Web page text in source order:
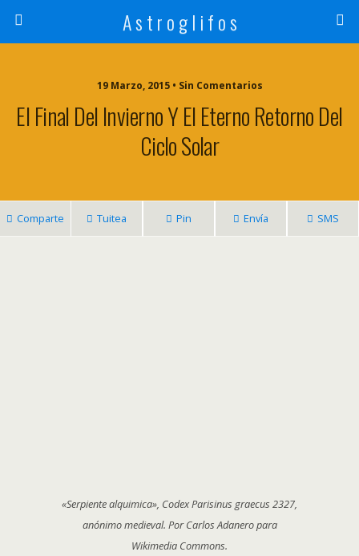
A s t r o g l i f o s
19 Marzo, 2015 • Sin Comentarios
El Final Del Invierno Y El Eterno Retorno Del
Ciclo Solar
Comparte Tuitea Pin Envía SMS
«Serpiente alquimica», Codex Parisinus graecus 2327,
anónimo medieval. Por Carlos Adanero para
Wikimedia Commons.